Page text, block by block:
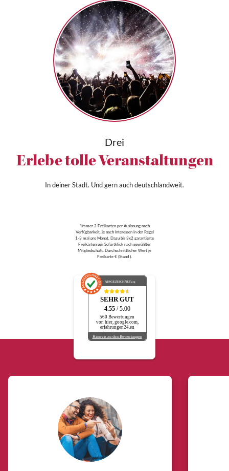
Drei
Erlebe tolle Veranstaltungen
In deiner Stadt. Und gern auch deutschlandweit.
*Immer 2 Freikarten per Auslosung nach
Verfügbarkeit, je nach Interessen in der Regel
1-3 mal pro Monat. Dazu bis 3x2 garantierte
Freikarten per Sofortklick nach gewählter
Mitgliedschaft. Durchschnittlicher Wert je
Freikarte € (Stand ).
AUSGEZEICHNET.org
SEHR GUT
4.55 / 5.00
560 Bewertungen
von hier, google.com,
erfahrungen24.eu
Hinweis zu den Bewertungen